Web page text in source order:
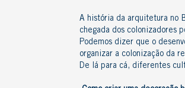
A história da arquitetura no
chegada dos colonizadores
Podemos dizer que o
organizar a colonização da
De lá para cá, diferentes